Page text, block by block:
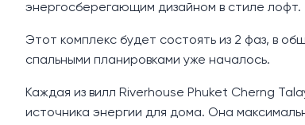
энергосберегающим дизайном в стиле лофт.
Этот комплекс будет состоять из 2 фаз, в
спальными планировками уже началось.
Каждая из вилл Riverhouse Phuket Cherng
источника энергии для дома. Она